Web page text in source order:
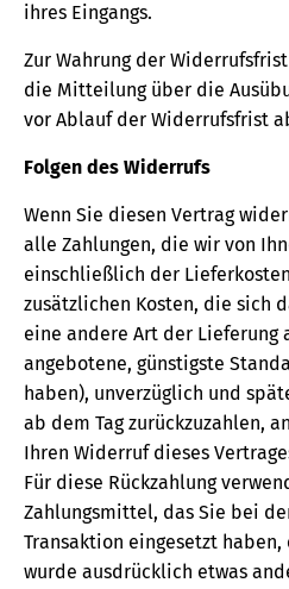
ihres Eingangs.
Zur Wahrung der
die Mitteilung über die
vor Ablauf der Widerrufsfrist
Folgen des Widerrufs
Wenn Sie diesen Vertrag
alle Zahlungen, die wir von
einschließlich der
zusätzlichen Kosten, die sich
eine andere Art der Lieferung
angebotene, günstigste
haben), unverzüglich und
ab dem Tag zurückzuzahlen,
Ihren Widerruf dieses
Für diese Rückzahlung
Zahlungsmittel, das Sie bei
Transaktion eingesetzt
wurde ausdrücklich etwas